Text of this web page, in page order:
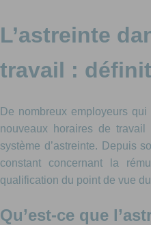
L’astreinte
travail :
De nombreux employeurs
nouveaux horaires de
système d’astreinte. Depuis
constant concernant la
qualification du point de vue
Qu’est-ce que